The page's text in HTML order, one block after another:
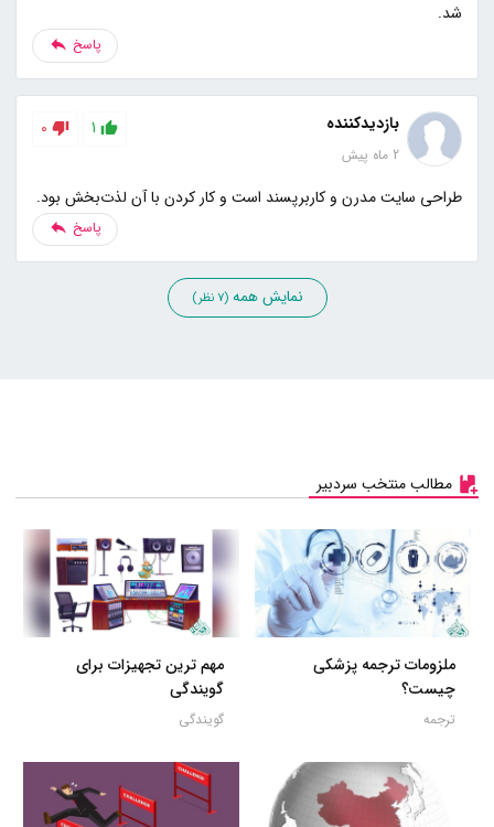
شد.
پاسخ
بازدیدکننده
2 ماه پیش
1
0
طراحی سایت مدرن و کاربرپسند است و کار کردن با آن لذت‌بخش بود.
پاسخ
نمایش همه(7 نظر)
مطالب منتخب سردبیر
ملزومات ترجمه پزشکی
چیست؟
ترجمه
مهم ترین تجهیزات برای
گویندگی
گویندگی